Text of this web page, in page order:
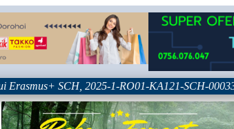
SCH, 2025-1-RO01-KA121-SCH-000333361